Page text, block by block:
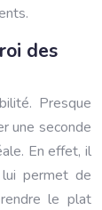
des
Presque
une seconde
En effet, il
permet de
le plat